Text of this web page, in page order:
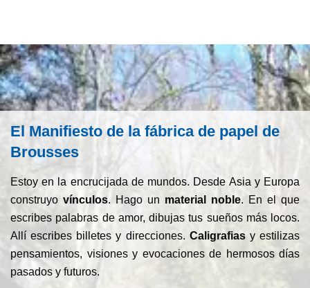
El Manifiesto de la fábrica de papel de
Brousses
Estoy en la encrucijada de mundos. Desde Asia y Europa
construyo vínculos. Hago un material noble. En el que
escribes palabras de amor, dibujas tus sueños más locos.
Allí escribes billetes y direcciones. Caligrafiasy estilizas
pensamientos, visiones y evocaciones de hermosos días
pasados ​​y futuros.